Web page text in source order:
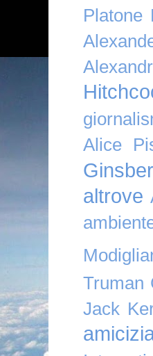
Platone
Alice
altrove
Truman
Jack